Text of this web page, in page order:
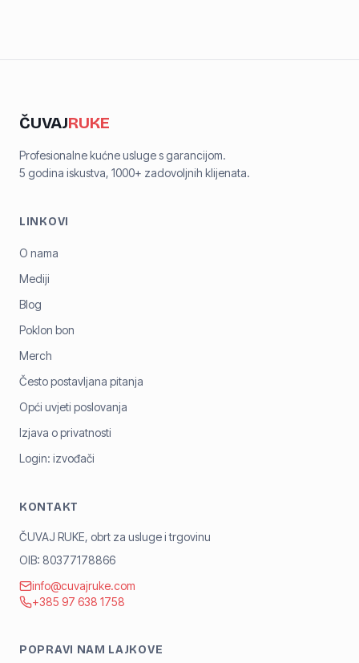
ČUVAJRUKE
Profesionalne kućne usluge s garancijom.
5 godina iskustva, 1000+ zadovoljnih klijenata.
LINKOVI
O nama
Mediji
Blog
Poklon bon
Merch
Često postavljana pitanja
Opći uvjeti poslovanja
Izjava o privatnosti
Login: izvođači
KONTAKT
ČUVAJ RUKE, obrt za usluge i trgovinu
OIB: 80377178866
info@cuvajruke.com
+385 97 638 1758
POPRAVI NAM LAJKOVE